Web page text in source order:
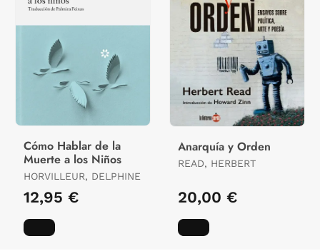
Cómo Hablar de la
Muerte a los Niños
HORVILLEUR, DELPHINE
12,95 €
Anarquía y Orden
READ, HERBERT
20,00 €